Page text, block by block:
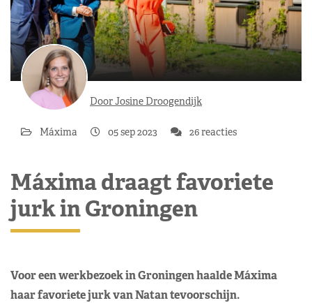
Door Josine Droogendijk
Máxima 05 sep 2023 26 reacties
Máxima draagt favoriete
jurk in Groningen
Voor een werkbezoek in Groningen haalde Máxima
haar favoriete jurk van Natan tevoorschijn.